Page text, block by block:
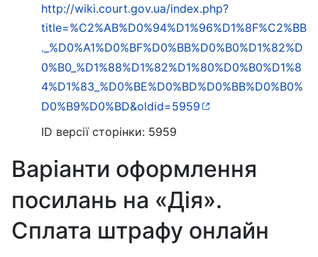
http://wiki.court.gov.ua/index.php?
title=%C2%AB%D0%94%D1%96%D1%8F%C2%BB
._%D0%A1%D0%BF%D0%BB%D0%B0%D1%82%D
0%B0_%D1%88%D1%82%D1%80%D0%B0%D1%8
4%D1%83_%D0%BE%D0%BD%D0%BB%D0%B0%
D0%B9%D0%BD&oldid=5959
ID версії сторінки: 5959
Варіанти оформлення
посилань на «Дія».
Сплата штрафу онлайн